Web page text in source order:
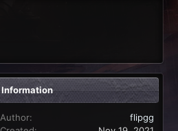
Information
Author
flipgg